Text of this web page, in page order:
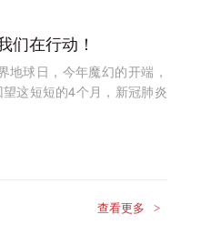
们在行动！
地球日，今年魔幻的开端，
这短短的4个月，新冠肺炎
查看更多 >